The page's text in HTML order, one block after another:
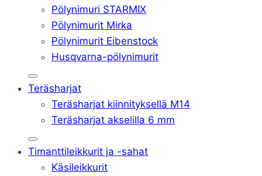
Pölynimuri STARMIX
Pölynimurit Mirka
Pölynimurit Eibenstock
Husqvarna-pölynimurit
Teräsharjat
Teräsharjat kiinnityksellä M14
Teräsharjat akselilla 6 mm
Timanttileikkurit ja -sahat
Käsileikkurit